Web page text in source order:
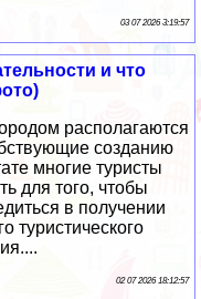
03 07 2026 3:19:57
и что
располагаются
созданию
многие туристы
для того, чтобы
в получении
туристического
02 07 2026 18:12:57